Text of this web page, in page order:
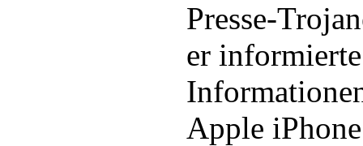
Presse-
er
Apple